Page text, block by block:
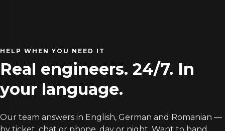
HELP WHEN YOU NEED IT
Real engineers. 24/7. In
your language.
Our team answers in English, German and Romanian —
by ticket, chat or phone, day or night. Want to hand